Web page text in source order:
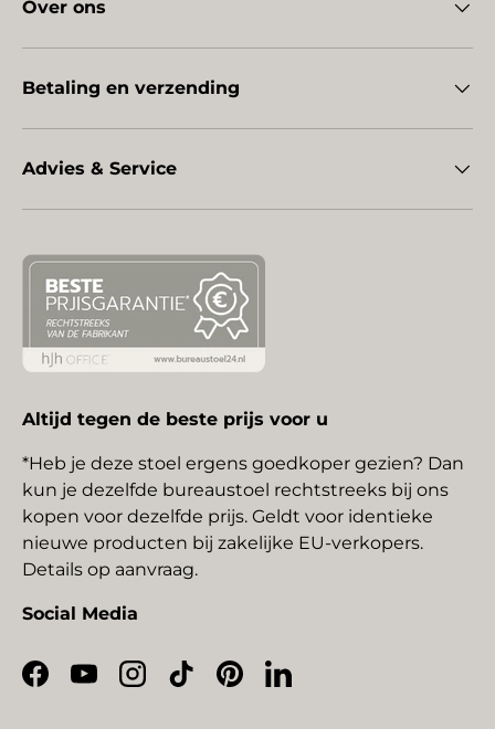
Over ons
Betaling en verzending
Advies & Service
Altijd tegen de beste prijs voor u
*Heb je deze stoel ergens goedkoper gezien? Dan
kun je dezelfde bureaustoel rechtstreeks bij ons
kopen voor dezelfde prijs. Geldt voor identieke
nieuwe producten bij zakelijke EU-verkopers.
Details op aanvraag.
Social Media
Facebook
YouTubeInstagram
TikTokPinterestLinkedIn